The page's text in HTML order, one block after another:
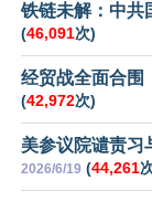
铁链未解：中共
(46,091次)
经贸战全面合围
(42,972次)
美参议院谴责习
2026/6/19 (44,261